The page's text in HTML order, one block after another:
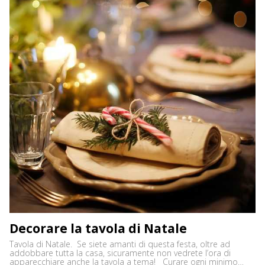
Decorare la tavola di Natale
Tavola di Natale. Se siete amanti di questa festa, oltre ad
addobbare tutta la casa, sicuramente non vedrete l’ora di
apparecchiare anche la tavola a tema! Curare ogni minimo